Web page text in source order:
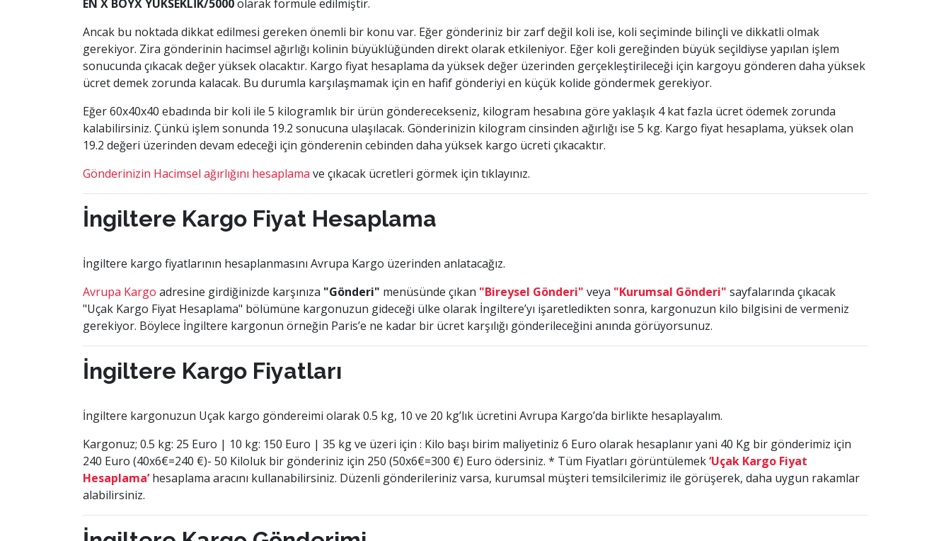
EN X BOYX YÜKSEKLİK/5000olarak formüle edilmiştir.
Ancak bu noktada dikkat edilmesi gereken önemli bir konu var. Eğer gönderiniz bir zarf değil koli ise, koli seçiminde bilinçli ve dikkatli olmak
gerekiyor. Zira gönderinin hacimsel ağırlığı kolinin büyüklüğünden direkt olarak etkileniyor. Eğer koli gereğinden büyük seçildiyse yapılan işlem
sonucunda çıkacak değer yüksek olacaktır. Kargo fiyat hesaplama da yüksek değer üzerinden gerçekleştirileceği için kargoyu gönderen daha yüksek
ücret demek zorunda kalacak. Bu durumla karşılaşmamak için en hafif gönderiyi en küçük kolide göndermek gerekiyor.
Eğer 60x40x40 ebadında bir koli ile 5 kilogramlık bir ürün gönderecekseniz, kilogram hesabına göre yaklaşık 4 kat fazla ücret ödemek zorunda
kalabilirsiniz. Çünkü işlem sonunda 19.2 sonucuna ulaşılacak. Gönderinizin kilogram cinsinden ağırlığı ise 5 kg. Kargo fiyat hesaplama, yüksek olan
19.2 değeri üzerinden devam edeceği için gönderenin cebinden daha yüksek kargo ücreti çıkacaktır.
Gönderinizin Hacimsel ağırlığını hesaplama ve çıkacak ücretleri görmek için tıklayınız.
İngiltere Kargo Fiyat Hesaplama
İngiltere kargo fiyatlarının hesaplanmasını Avrupa Kargo üzerinden anlatacağız.
Avrupa Kargo adresine girdiğinizde karşınıza "Gönderi" menüsünde çıkan "Bireysel Gönderi" veya "Kurumsal Gönderi" sayfalarında çıkacak
"Uçak Kargo Fiyat Hesaplama" bölümüne kargonuzun gideceği ülke olarak İngiltere’yı işaretledikten sonra, kargonuzun kilo bilgisini de vermeniz
gerekiyor. Böylece İngiltere kargonun örneğin Paris’e ne kadar bir ücret karşılığı gönderileceğini anında görüyorsunuz.
İngiltere Kargo Fiyatları
İngiltere kargonuzun Uçak kargo göndereimi olarak 0.5 kg, 10 ve 20 kg’lık ücretini Avrupa Kargo’da birlikte hesaplayalım.
Kargonuz; 0.5 kg: 25 Euro | 10 kg: 150 Euro | 35 kg ve üzeri için : Kilo başı birim maliyetiniz 6 Euro olarak hesaplanır yani 40 Kg bir gönderimiz için
240 Euro (40x6€=240 €)- 50 Kiloluk bir gönderiniz için 250 (50x6€=300 €) Euro ödersiniz. * Tüm Fiyatları görüntülemek‘Uçak Kargo Fiyat
Hesaplama’hesaplama aracını kullanabilirsiniz. Düzenli gönderileriniz varsa, kurumsal müşteri temsilcilerimiz ile görüşerek, daha uygun rakamlar
alabilirsiniz.